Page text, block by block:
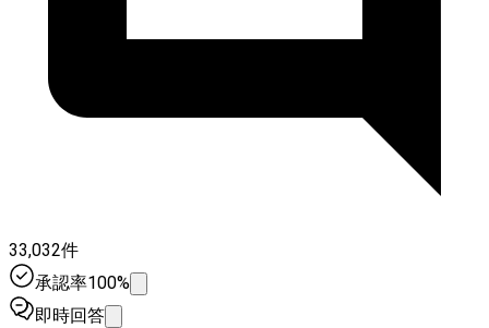
33,032件
承認率100%
即時回答